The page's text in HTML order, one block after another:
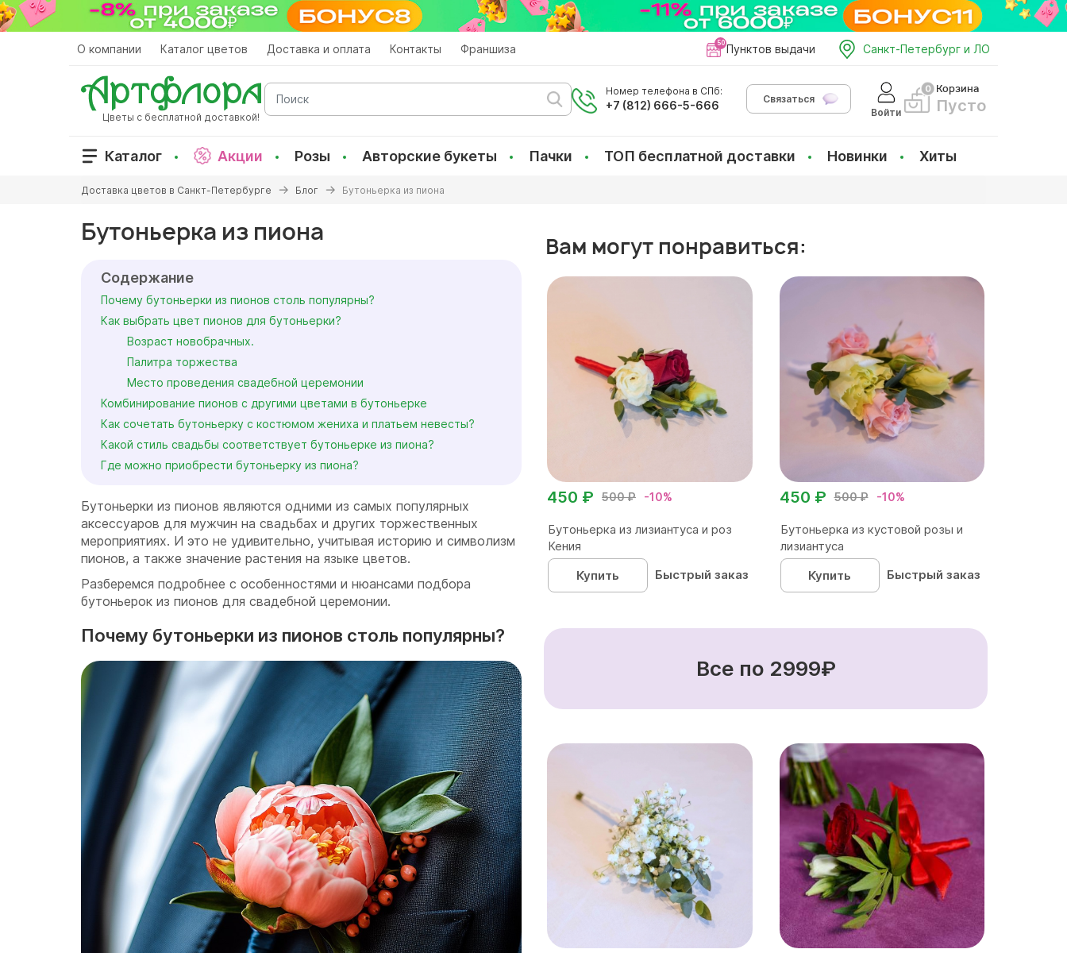
Перейти
к
О компании Каталог цветов Доставка и оплата Контакты Франшиза Пунктов выдачи Санкт-Петербург и ЛО
Цветы с бесплатной доставкой!
Поиск
Номер телефона в СПб:
+7 (812) 666-5-666
Связаться
Войти
Корзина
Пусто
Каталог Акции Розы Авторские букеты Пачки ТОП бесплатной доставки Новинки Хиты
здесь
Доставка цветов в Санкт-Петербурге Блог Бутоньерка из пиона
Бутоньерка из пиона
Содержание
Почему бутоньерки из пионов столь популярны?
Как выбрать цвет пионов для бутоньерки?
Возраст новобрачных.
Палитра торжества
Место проведения свадебной церемонии
Комбинирование пионов с другими цветами в бутоньерке
Как сочетать бутоньерку с костюмом жениха и платьем невесты?
Какой стиль свадьбы соответствует бутоньерке из пиона?
Где можно приобрести бутоньерку из пиона?
Бутоньерки из пионов являются одними из самых популярных
аксессуаров для мужчин на свадьбах и других торжественных
мероприятиях. И это не удивительно, учитывая историю и символизм
пионов, а также значение растения на языке цветов.
Разберемся подробнее с особенностями и нюансами подбора
бутоньерок из пионов для свадебной церемонии.
Почему бутоньерки из пионов столь популярны?
Вам могут понравиться:
500 ₽ -10%
450 ₽
Бутоньерка из лизиантуса и роз
Кения
Купить
Быстрый заказ
500 ₽ -10%
450 ₽
Бутоньерка из кустовой розы и
лизиантуса
Купить
Быстрый заказ
Все по 2999₽